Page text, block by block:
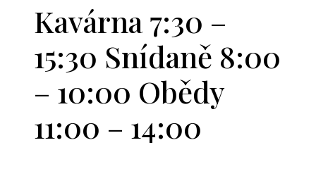
Kavárna 7:30 –
15:30 Snídaně 8:00
– 10:00 Obědy
11:00 – 14:00